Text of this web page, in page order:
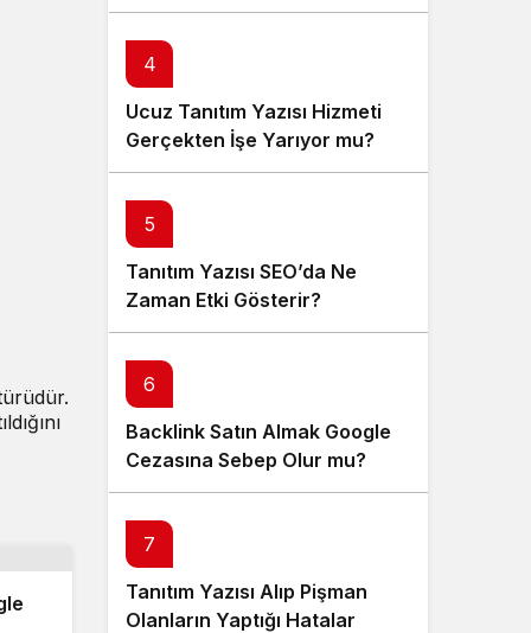
mi?
4
Ucuz Tanıtım Yazısı Hizmeti
Gerçekten İşe Yarıyor mu?
5
Tanıtım Yazısı SEO’da Ne
Zaman Etki Gösterir?
6
Backlink Satın Almak Google
Cezasına Sebep Olur mu?
7
Tanıtım Yazısı Alıp Pişman
Olanların Yaptığı Hatalar